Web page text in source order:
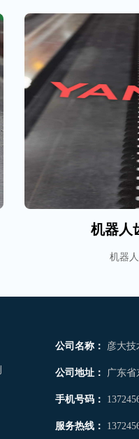
机器人
机器
公司名称： 彦大技
公司地址： 广东省
手机号码：
服务热线：